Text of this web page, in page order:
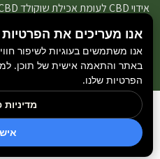
אידוי CBD לעומת אכילת שוקולד CBD
אידוי נכון של מוצרי שמן ותפרחת CBD
אידוי שמן CBD או אידוי תפרחת CBD
כל הזכויות שמורות 2026 © GetCBD
מקודם ע״יRank+ סוכן חכם לאתר
אנו מעריכים את
אנו משתמשים בעוגיות לשיפור
באתר והתאמה אישית של תוכן.
הפרטיות שלנו.